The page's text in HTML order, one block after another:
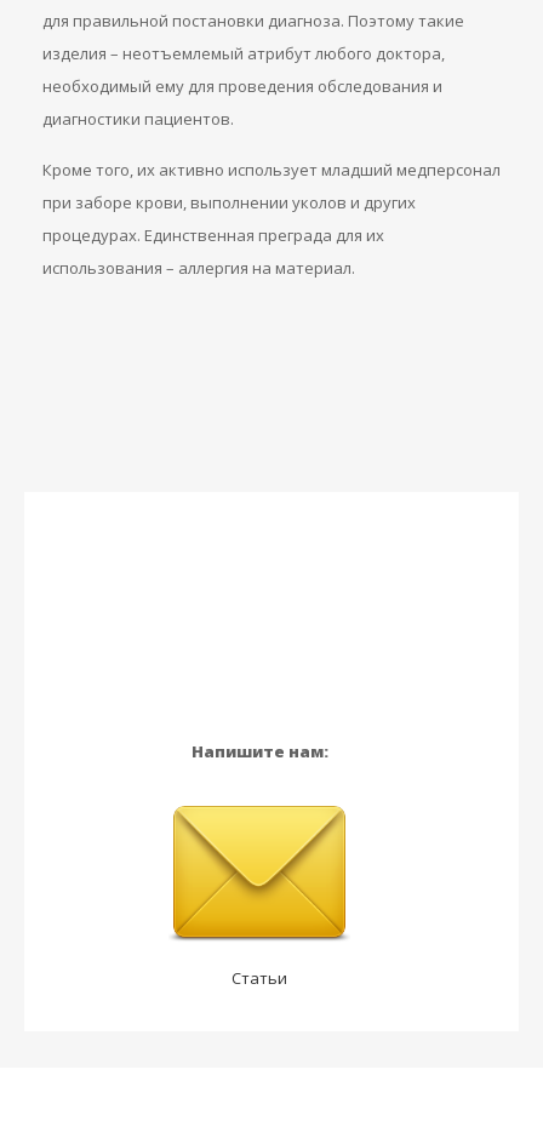
для правильной постановки диагноза. Поэтому такие
изделия – неотъемлемый атрибут любого доктора,
необходимый ему для проведения обследования и
диагностики пациентов.
Кроме того, их активно использует младший медперсонал
при заборе крови, выполнении уколов и других
процедурах. Единственная преграда для их
использования – аллергия на материал.
Напишите нам:
Статьи